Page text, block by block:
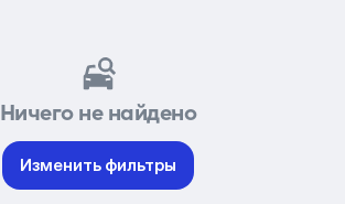
Ничего не найдено
Изменить фильтры